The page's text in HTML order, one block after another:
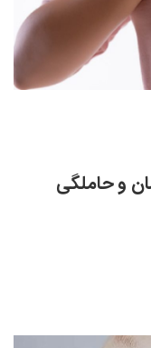
و حاملگی